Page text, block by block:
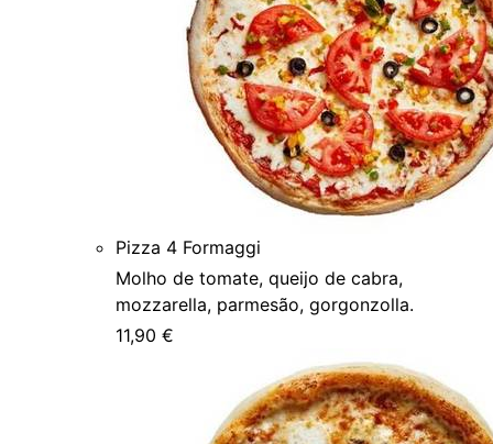
Pizza 4 Formaggi
Molho de tomate, queijo de cabra,
mozzarella, parmesão, gorgonzolla.
11,90 €